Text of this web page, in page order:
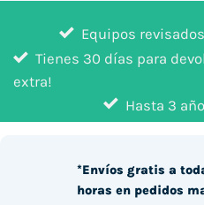
Equipos
Tienes 30 días para
extra!
Hasta 3
*Envíos gratis a
horas en pedidos